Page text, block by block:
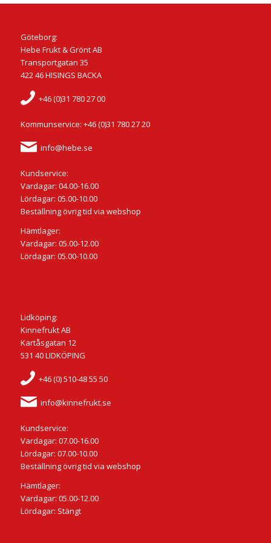
Göteborg:
Hebe Frukt & Grönt AB
Transportgatan 35
422 46 HISINGS BACKA
+46 (0)31 780 27 00
Kommunservice: +46 (0)31 780 27 20
info@hebe.se
Kundservice:
Vardagar: 04.00-16.00
Lördagar: 05.00-10.00
Beställning övrig tid via webshop
Hämtlager:
Vardagar: 05.00-12.00
Lördagar: 05.00-10.00
Lidköping:
Kinnefrukt AB
Kartåsgatan 12
531 40 LIDKÖPING
+46 (0) 510-48 55 50
info@kinnefrukt.se
Kundservice:
Vardagar: 07.00-16.00
Lördagar: 07.00-10.00
Beställning övrig tid via webshop
Hämtlager:
Vardagar: 05.00-12.00
Lördagar: Stängt